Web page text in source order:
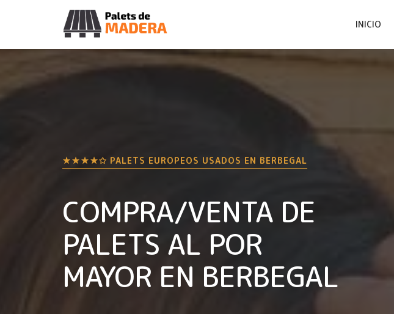
INICIO
★★★★✩ PALETS EUROPEOS USADOS EN BERBEGAL
COMPRA/VENTA DE
PALETS AL POR
MAYOR EN BERBEGAL